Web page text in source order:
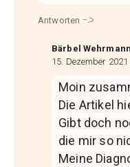
Antworten
Bärbel Wehrmann
15. Dezember
Moin
Die Artikel
Gibt doch
die mir so
Meine